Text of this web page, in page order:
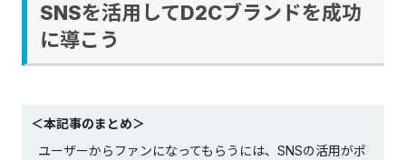
SNSを活用してD2Cブランドを成功
に導こう
＜本記事のまとめ＞
ユーザーからファンになってもらうには、SNSの活用がポ